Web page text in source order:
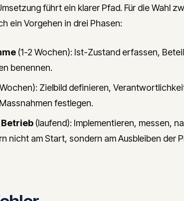
führt ein klarer Pfad. Für die Wahl
ein Vorgehen in drei Phasen:
(1-2 Wochen): Ist-Zustand erfassen,
benennen.
Zielbild definieren,
festlegen.
(laufend): Implementieren, messen,
nicht am Start, sondern am Ausbleiben der